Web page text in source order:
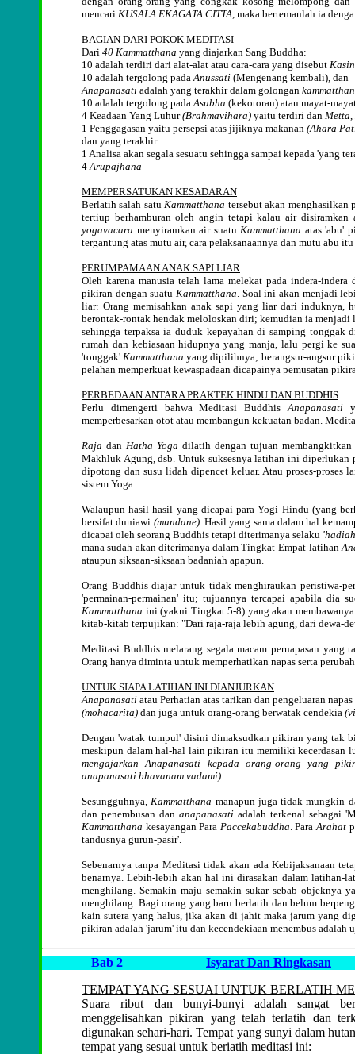
mencari KUSALA EKAGATA CITTA, maka bertemanlah ia
BAGIAN DARI POKOK MEDITASI
Dari 40 Kammatthana yang diajarkan Sang Buddha:
10 adalah terdiri dari alat-alat atau cara-cara yang disebut
10 adalah tergolong padaAnussati (Mengenang kembali), dan
Anapanasati adalah yang terakhir dalam golongan
10 adalah tergolong padaAsubha (kekotoran) atau mayat-
4 Keadaan Yang Luhur(Brahmavihara) yaitu terdiri dan Metta,
1 Penggagasan yaitu persepsi atas jijiknya makanan (Ahara
dan yang terakhir
1 Analisa akan segala sesuatu sehingga sampai kepada 'yang
4Arupajhana
MEMPERSATUKAN KESADARAN
Berlatih salah satuKammatthana tersebut akan menghasilkan
tertiup berhamburan oleh angin tetapi kalau air
yogavacara menyiramkan air suatu Kammatthana atas 'abu'
tergantung atas mutu air, cara pelaksanaannya dan mutu abu
PERUMPAMAAN ANAK SAPI LIAR
Oleh karena manusia telah lama melekat pada indera-
pikiran dengan suatu Kammatthana. Soal ini akan menjadi
liar: Orang memisahkan anak sapi yang liar dari induknya,
berontak-rontak hendak meloloskan diri; kemudian ia
sehingga terpaksa ia duduk kepayahan di samping
rumah dan kebiasaan hidupnya yang manja, lalu pergi ke
'tonggak'Kammatthana yang dipilihnya; berangsur-angsur
pelahan memperkuat kewaspadaan dicapainya pemusatan
PERBEDAAN ANTARA PRAKTEK HINDU DAN BUDDHIS
Perlu dimengerti bahwa Meditasi BuddhisAnapanasati
memperbesarkan otot atau membangun kekuatan badan.
Raja danHatha Yoga dilatih dengan tujuan
Makhluk Agung, dsb. Untuk suksesnya latihan ini diperlukan
dipotong dan susu lidah dipencet keluar. Atau proses-proses
sistem Yoga.
Walaupun hasil-hasil yang dicapai para Yogi Hindu (yang
bersifat duniawi (mundane). Hasil yang sama dalam hal
dicapai oleh seorang Buddhis tetapi diterimanya selaku
mana sudah akan diterimanya dalam Tingkat-Empat latihan
ataupun siksaan-siksaan badaniah apapun.
Orang Buddhis diajar untuk tidak menghiraukan peristiwa-
'permainan-permainan' itu; tujuannya tercapai apabila dia
Kammatthana ini (yakni Tingkat 5-8) yang akan
kitab-kitab terpujikan: "Dari raja-raja lebih agung, dari dewa-
Meditasi Buddhis melarang segala macam pernapasan yang
Orang hanya diminta untuk memperhatikan napas serta
UNTUK SIAPA LATIHAN INI DIANJURKAN
Anapanasati atau Perhatian atas tarikan dan pengeluaran
(mohacarita) dan juga untuk orang-orang berwatak cendekia
Dengan 'watak tumpul' disini dimaksudkan pikiran yang tak
meskipun dalam hal-hal lain pikiran itu memiliki kecerdasan
mengajarkan Anapanasati kepada orang-orang yang
anapanasati bhavanam vadami).
Sesungguhnya,Kammatthana manapun juga tidak mungkin
dan penembusan dananapanasati adalah terkenal sebagai
Kammatthana kesayangan Para Paccekabuddha. ParaArahat
tandusnya gurun-pasir'.
Sebenarnya tanpa Meditasi tidak akan ada Kebijaksanaan
benarnya. Lebih-lebih akan hal ini dirasakan dalam latihan-
menghilang. Semakin maju semakin sukar sebab objeknya
menghilang. Bagi orang yang baru berlatih dan belum
kain sutera yang halus, jika akan di jahit maka jarum yang
pikiran adalah 'jarum' itu dan kecendekiaan menembus adalah
Bab 2
Isyarat Dan Ringkasan
TEMPAT YANG SESUAI UNTUK BERLATIH
Suara ribut dan bunyi-bunyi adalah sangat
menggelisahkan pikiran yang telah terlatih dan
digunakan sehari-hari. Tempat yang sunyi dalam
tempat yang sesuai untuk beriatih meditasi ini: